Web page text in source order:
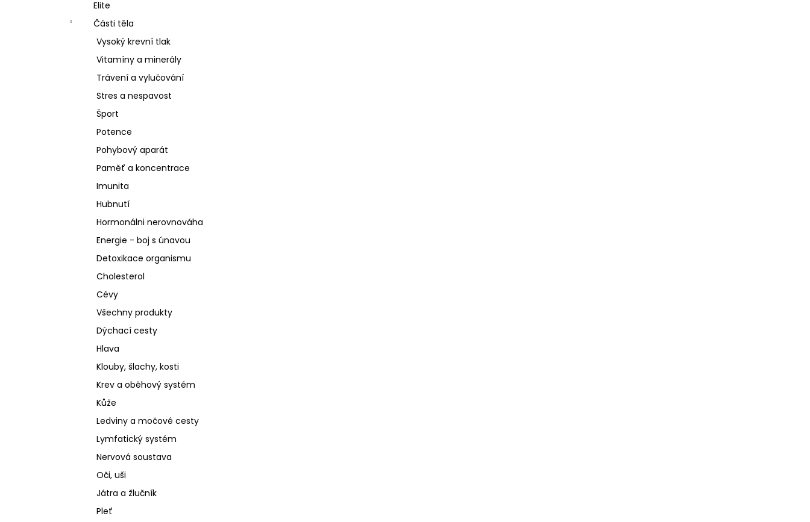
Elite
Části těla
Vysoký krevní tlak
Vitamíny a minerály
Trávení a vylučování
Stres a nespavost
Šport
Potence
Pohybový aparát
Paměť a koncentrace
Imunita
Hubnutí
Hormonálni nerovnováha
Energie - boj s únavou
Detoxikace organismu
Cholesterol
Cévy
Všechny produkty
Dýchací cesty
Hlava
Klouby, šlachy, kosti
Krev a oběhový systém
Kůže
Ledviny a močové cesty
Lymfatický systém
Nervová soustava
Oči, uši
Játra a žlučník
Pleť
SCHIZANDRA
329 Kč